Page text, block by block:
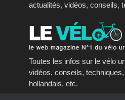
actualités, vidéos, conseils,
Toutes les infos sur le vélo
vidéos, conseils,
hollandais, etc.